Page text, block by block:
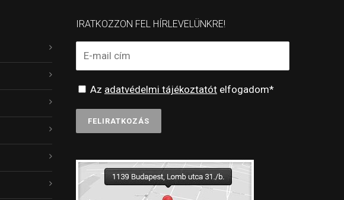
IRATKOZZON FEL HÍRLEVELÜNKRE!
Az adatvédelmi tájékoztatót elfogadom*